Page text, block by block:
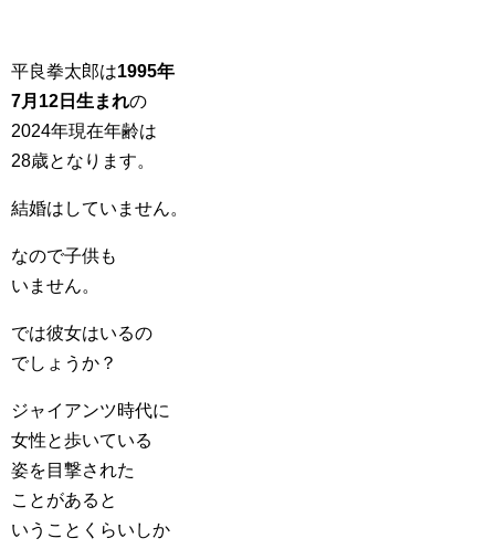
平良拳太郎は1995年
7月12日生まれの
2024年現在年齢は
28歳となります。
結婚はしていません。
なので子供も
いません。
では彼女はいるの
でしょうか？
ジャイアンツ時代に
女性と歩いている
姿を目撃された
ことがあると
いうことくらいしか